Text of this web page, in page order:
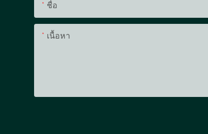
ชื่อ
เนื้อหา